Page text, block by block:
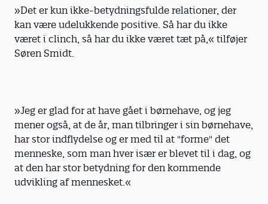
»Det er kun ikke-betydningsfulde relationer, der
kan være udelukkende positive. Så har du ikke
været i clinch, så har du ikke været tæt på,« tilføjer
Søren Smidt.
»Jeg er glad for at have gået i børnehave, og jeg
mener også, at de år, man tilbringer i sin børnehave,
har stor indflydelse og er med til at "forme" det
menneske, som man hver især er blevet til i dag, og
at den har stor betydning for den kommende
udvikling af mennesket.«